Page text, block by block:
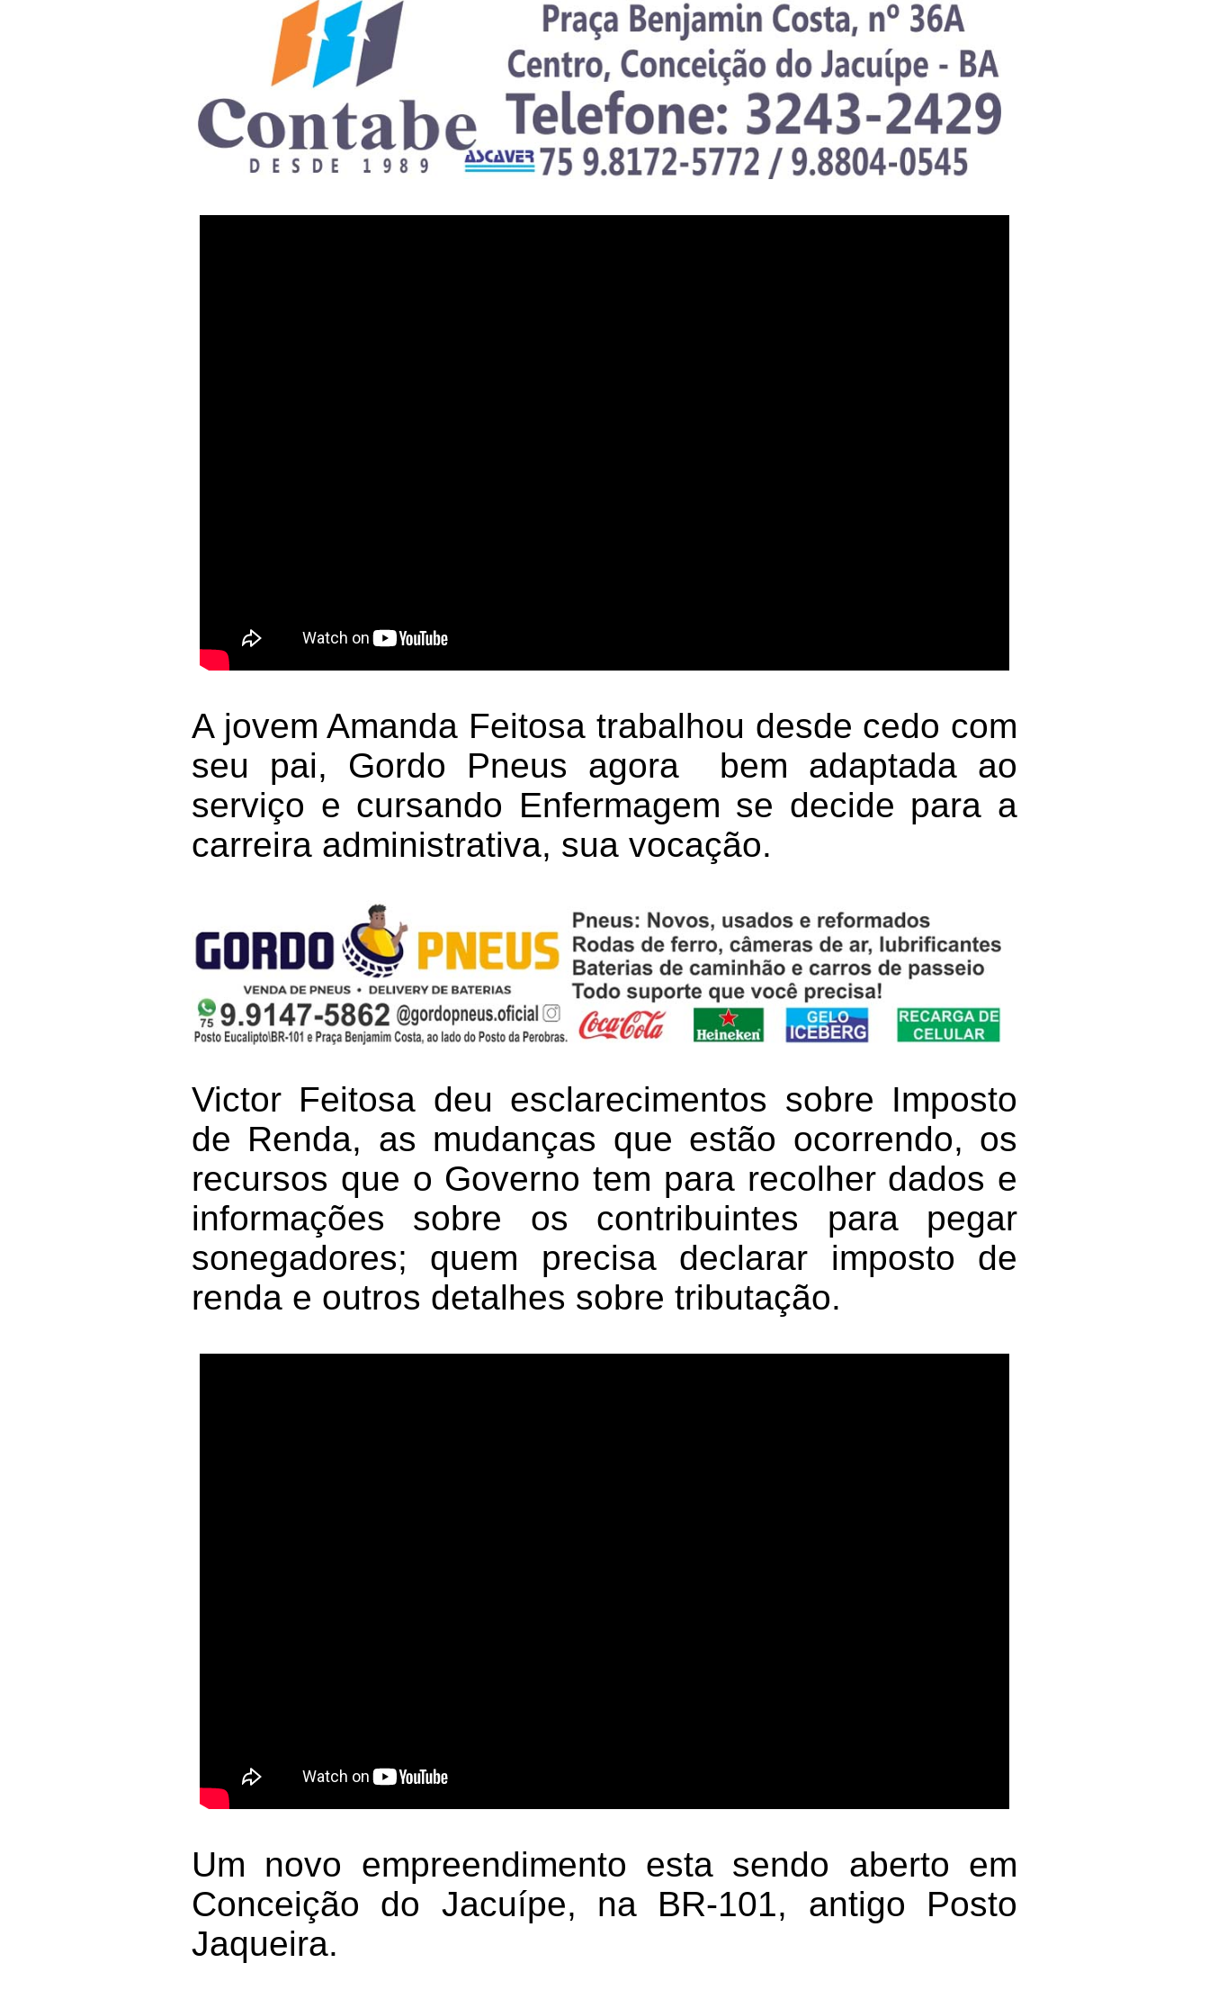
A jovem Amanda Feitosa trabalhou desde cedo com
seu pai, Gordo Pneus agora bem adaptada ao
serviço e cursando Enfermagem se decide para a
carreira administrativa, sua vocação.
Victor Feitosa deu esclarecimentos sobre Imposto
de Renda, as mudanças que estão ocorrendo, os
recursos que o Governo tem para recolher dados e
informações sobre os contribuintes para pegar
sonegadores; quem precisa declarar imposto de
renda e outros detalhes sobre tributação.
Um novo empreendimento esta sendo aberto em
Conceição do Jacuípe, na BR-101, antigo Posto
Jaqueira.